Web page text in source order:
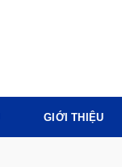
GIỚI THIỆU